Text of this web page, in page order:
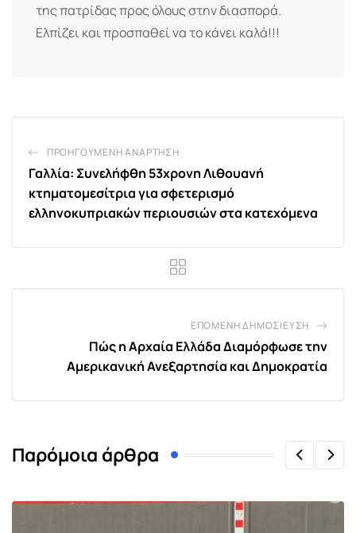
της πατρίδας προς όλους στην διασπορά.
Ελπίζει και προσπαθεί να το κάνει καλά!!!
ΠΡΟΗΓΟΎΜΕΝΗ ΑΝΆΡΤΗΣΗ
Γαλλία: Συνελήφθη 53χρονη Λιθουανή
κτηματομεσίτρια για σφετερισμό
ελληνοκυπριακών περιουσιών στα κατεχόμενα
ΕΠΌΜΕΝΗ ΔΗΜΟΣΊΕΥΣΗ
Πώς η Αρχαία Ελλάδα Διαμόρφωσε την
Αμερικανική Ανεξαρτησία και Δημοκρατία
Παρόμοια άρθρα